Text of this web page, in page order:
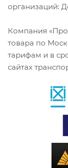
организаций:
Компания
товара по
тарифам и в
сайтах